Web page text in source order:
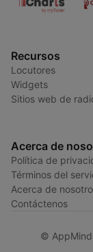
Recursos
Locutores
Widgets
Sitios web de
Acerca de
Política de
Términos del
Acerca de
Contáctenos
© AppMind